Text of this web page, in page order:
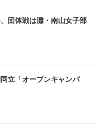
団体戦は灘・南山女子部
同立「オープンキャンパ